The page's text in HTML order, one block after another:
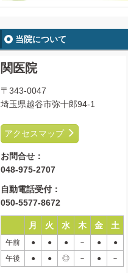
当院について
関医院
〒343-0047
埼玉県越谷市弥十郎94-1
アクセスマップ
お問合せ：
048-975-2707
自動電話受付：
050-5577-8672
月 火 水 木 金 土
午前 ● ● ● － ●
●
午後
● ● ◎ － ● －